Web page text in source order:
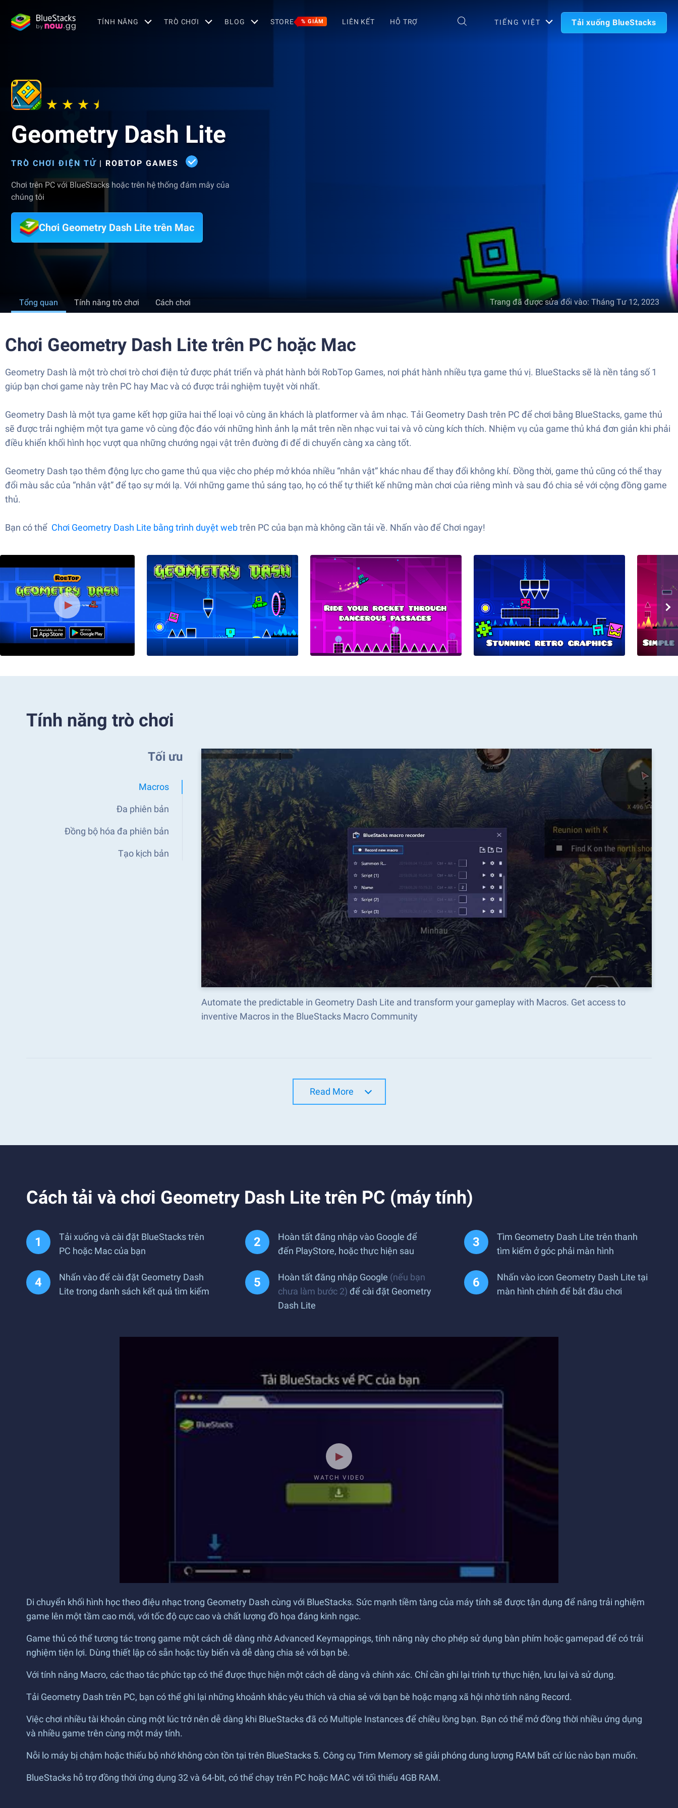
TÍNH NĂNG TRÒ CHƠI BLOG STORE % GIẢM LIÊN KẾT HỖ TRỢ TIẾNG VIỆT Tải xuống BlueStacks
Geometry Dash Lite
TRÒ CHƠI ĐIỆN TỬ | ROBTOP GAMES
Chơi trên PC với BlueStacks hoặc trên hệ thống đám mây của
chúng tôi
Chơi Geometry Dash Lite trên Mac
Tổng quan Tính năng trò chơi Cách chơi Trang đã được sửa đổi vào:Tháng Tư 12, 2023
Chơi Geometry Dash Lite trên PC hoặc Mac
Geometry Dash là một trò chơi trò chơi điện tử được phát triển và phát hành bởi RobTop Games, nơi phát hành nhiều tựa game thú vị. BlueStacks sẽ là nền tảng số 1
giúp bạn chơi game này trên PC hay Mac và có được trải nghiệm tuyệt vời nhất.
Geometry Dash là một tựa game kết hợp giữa hai thể loại vô cùng ăn khách là platformer và âm nhạc. Tải Geometry Dash trên PC để chơi bằng BlueStacks, game thủ
sẽ được trải nghiệm một tựa game vô cùng độc đáo với những hình ảnh lạ mắt trên nền nhạc vui tai và vô cùng kích thích. Nhiệm vụ của game thủ khá đơn giản khi phải
điều khiển khối hình học vượt qua những chướng ngại vật trên đường đi để di chuyển càng xa càng tốt.
Geometry Dash tạo thêm động lực cho game thủ qua việc cho phép mở khóa nhiều “nhân vật” khác nhau để thay đổi không khí. Đồng thời, game thủ cũng có thể thay
đổi màu sắc của “nhân vật” để tạo sự mới lạ. Với những game thủ sáng tạo, họ có thể tự thiết kế những màn chơi của riêng mình và sau đó chia sẻ với cộng đồng game
thủ.
Bạn có thể Chơi Geometry Dash Lite bằng trình duyệt webtrên PC của bạn mà không cần tải về. Nhấn vào để Chơi ngay!
Tính năng trò chơi
Tối ưu
Macros
Đa phiên bản
Đồng bộ hóa đa phiên bản
Tạo kịch bản
Automate the predictable in Geometry Dash Lite and transform your gameplay with Macros. Get access to
inventive Macros in the BlueStacks Macro Community
Read More
Cách tải và chơi Geometry Dash Lite trên PC (máy tính)
Tải xuống và cài đặt BlueStacks trên
PC hoặc Mac của bạn
Hoàn tất đăng nhập vào Google để
đến PlayStore, hoặc thực hiện sau
Tìm Geometry Dash Lite trên thanh
tìm kiếm ở góc phải màn hình
Nhấn vào để cài đặt Geometry Dash
Lite trong danh sách kết quả tìm kiếm
Hoàn tất đăng nhập Google (nếu bạn
chưa làm bước 2) để cài đặt Geometry
Dash Lite
Nhấn vào icon Geometry Dash Lite tại
màn hình chính để bắt đầu chơi
WATCH VIDEO
Di chuyển khối hình học theo điệu nhạc trong Geometry Dash cùng với BlueStacks. Sức mạnh tiềm tàng của máy tính sẽ được tận dụng để nâng trải nghiệm
game lên một tầm cao mới, với tốc độ cực cao và chất lượng đồ họa đáng kinh ngạc.
Game thủ có thể tương tác trong game một cách dễ dàng nhờ Advanced Keymappings, tính năng này cho phép sử dụng bàn phím hoặc gamepad để có trải
nghiệm tiện lợi. Dùng thiết lập có sẵn hoặc tùy biến và dễ dàng chia sẻ với bạn bè.
Với tính năng Macro, các thao tác phức tạp có thể được thực hiện một cách dễ dàng và chính xác. Chỉ cần ghi lại trình tự thực hiện, lưu lại và sử dụng.
Tải Geometry Dash trên PC, bạn có thể ghi lại những khoảnh khắc yêu thích và chia sẻ với bạn bè hoặc mạng xã hội nhờ tính năng Record.
Việc chơi nhiều tài khoản cùng một lúc trở nên dễ dàng khi BlueStacks đã có Multiple Instances để chiều lòng bạn. Bạn có thể mở đồng thời nhiều ứng dụng
và nhiều game trên cùng một máy tính.
Nỗi lo máy bị chậm hoặc thiếu bộ nhớ không còn tồn tại trên BlueStacks 5. Công cụ Trim Memory sẽ giải phóng dung lượng RAM bất cứ lúc nào bạn muốn.
BlueStacks hỗ trợ đồng thời ứng dụng 32 và 64-bit, có thể chạy trên PC hoặc MAC với tối thiểu 4GB RAM.